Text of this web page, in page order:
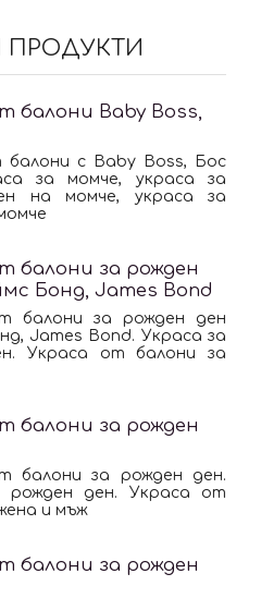
ПРОДУКТИ
балони Baby Boss,
балони с Baby Boss, Бос
за момче, украса за
на момче, украса за
балони за рожден
Бонд, James Bond
балони за рожден ден
James Bond. Украса за
Украса от балони за
балони за рожден
балони за рожден ден.
рожден ден. Украса от
и мъж
балони за рожден